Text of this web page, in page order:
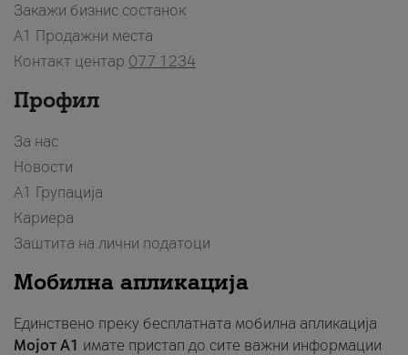
Закажи бизнис состанок
A1 Продажни места
Контакт центар 077 1234
Профил
За нас
Новости
А1 Групација
Кариера
Заштита на лични податоци
Мобилна апликација
Единствено преку бесплатната мобилна апликација
Мојот A1 имате пристап до сите важни информации